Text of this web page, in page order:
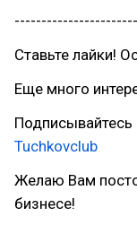
Ставьте лайки!
Еще много
Подписывайтесь
Tuchkovclub
Желаю Вам
бизнесе!